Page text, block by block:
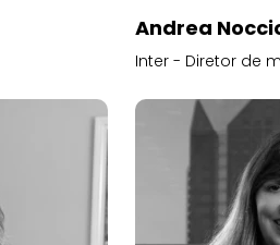
Andrea
Inter - Diretor de